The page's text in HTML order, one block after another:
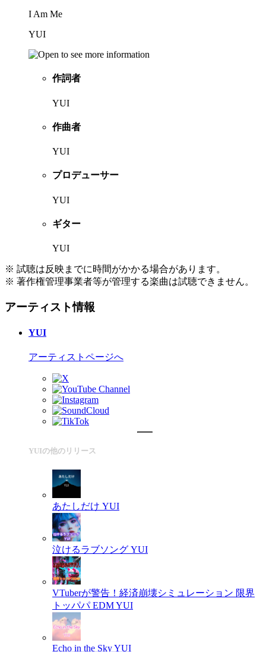
I Am Me
YUI
作詞者
YUI
作曲者
YUI
プロデューサー
YUI
ギター
YUI
※ 試聴は反映までに時間がかかる場合があります。
※ 著作権管理事業者等が管理する楽曲は試聴できません。
アーティスト情報
YUI
アーティストページへ
YUIの他のリリース
あたしだけ YUI
泣けるラブソング YUI
VTuberが警告！経済崩壊シミュレーション 限界
トッパパ EDMYUI
Echo in the SkyYUI